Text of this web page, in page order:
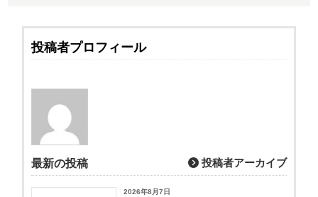
投稿者プロフィール
最新の投稿 投稿者アーカイブ
2026年8月7日